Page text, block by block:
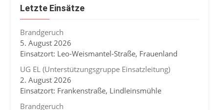
Letzte Einsätze
Brandgeruch
5. August 2026
Einsatzort: Leo-Weismantel-Straße, Frauenland
UG EL (Unterstützungsgruppe Einsatzleitung)
2. August 2026
Einsatzort: Frankenstraße, Lindleinsmühle
Brandgeruch